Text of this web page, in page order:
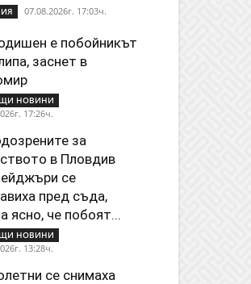
07.08.2026г. 17:03ч.
е побойникът
заснет в
НОВИНИ
17:26ч.
за
в Пловдив
се
пред съда,
ясно, че побоят...
НОВИНИ
13:28ч.
се снимаха